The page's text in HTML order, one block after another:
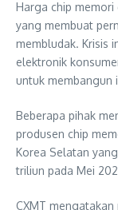
Harga chip memori
yang membuat
membludak. Krisis
elektronik
untuk membangun
Beberapa pihak
produsen chip
Korea Selatan
triliun pada Mei
CXMT